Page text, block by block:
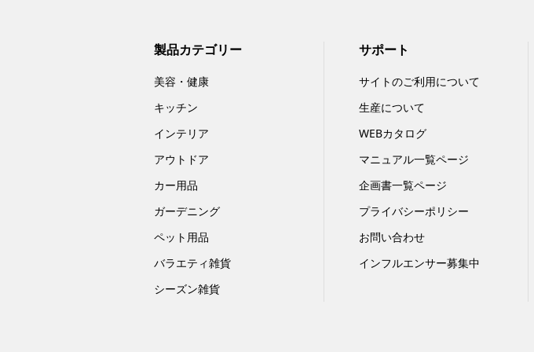
製品カテゴリー
美容・健康
キッチン
インテリア
アウトドア
カー用品
ガーデニング
ペット用品
バラエティ雑貨
シーズン雑貨
サポート
サイトのご利用について
生産について
WEBカタログ
マニュアル一覧ページ
企画書一覧ページ
プライバシーポリシー
お問い合わせ
インフルエンサー募集中